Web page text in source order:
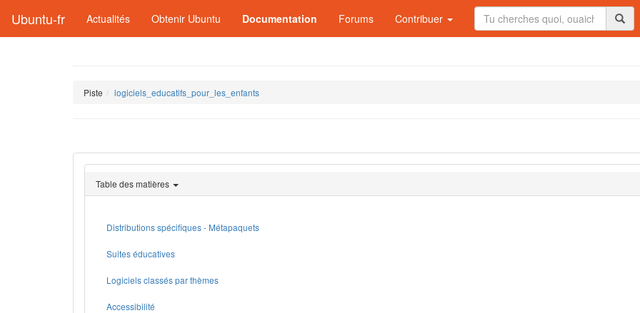
Ubuntu-fr Actualités Obtenir Ubuntu Documentation Forums Contribuer
Piste logiciels_educatifs_pour_les_enfants
Table des matières
Distributions spécifiques - Métapaquets
Suites éducatives
Logiciels classés par thèmes
Accessibilité